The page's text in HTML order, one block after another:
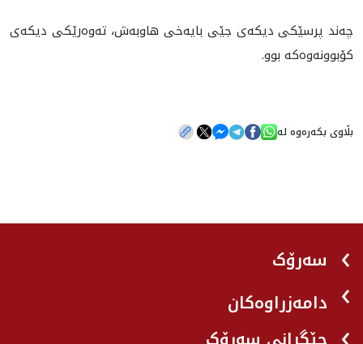
چه‌ند پرسێكى ديكه‌ى جێى بايه‌خى هاوبه‌ش، ته‌وه‌رێكى ديكه‌ى
كۆبوونه‌وه‌كه‌ بوو.
بڵاوی بکەرەوە لە
سەرۆک
دامەزراوەکان